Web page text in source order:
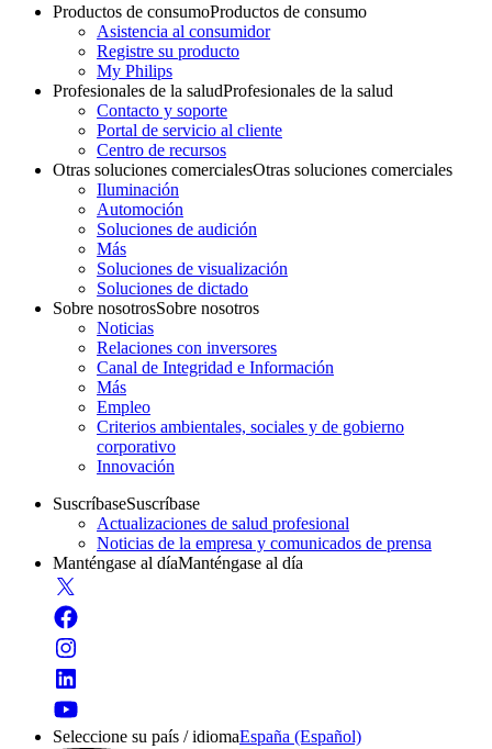
Productos de consumoProductos de consumo
Asistencia al consumidor
Registre su producto
My Philips
Profesionales de la saludProfesionales de la salud
Contacto y soporte
Portal de servicio al cliente
Centro de recursos
Otras soluciones comercialesOtras soluciones comerciales
Iluminación
Automoción
Soluciones de audición
Más
Soluciones de visualización
Soluciones de dictado
Sobre nosotrosSobre nosotros
Noticias
Relaciones con inversores
Canal de Integridad e Información
Más
Empleo
Criterios ambientales, sociales y de gobierno
corporativo
Innovación
SuscríbaseSuscríbase
Actualizaciones de salud profesional
Noticias de la empresa y comunicados de prensa
Manténgase al díaManténgase al día
Seleccione su país / idiomaEspaña (Español)